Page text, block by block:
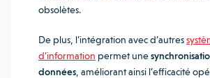
obsolètes.
De plus, l’intégration avec d’autres
d’information permet une
données , améliorant ainsi l’efficacité